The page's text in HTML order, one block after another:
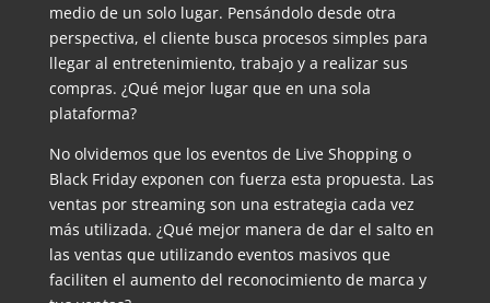
medio de un solo lugar. Pensándolo desde otra
perspectiva, el cliente busca procesos simples para
llegar al entretenimiento, trabajo y a realizar sus
compras. ¿Qué mejor lugar que en una sola
plataforma?
No olvidemos que los eventos de Live Shopping o
Black Friday exponen con fuerza esta propuesta. Las
ventas por streaming son una estrategia cada vez
más utilizada. ¿Qué mejor manera de dar el salto en
las ventas que utilizando eventos masivos que
faciliten el aumento del reconocimiento de marca y